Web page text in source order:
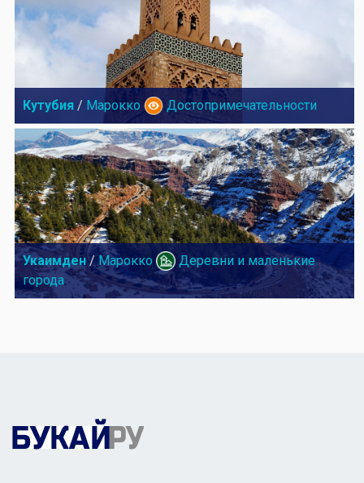
Кутубия / Марокко Достопримечательности
Укаимден/ Марокко
Деревни и маленькие
города